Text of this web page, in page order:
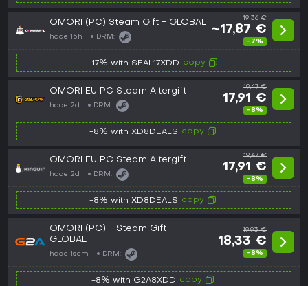
OMORI (PC) Steam Gift - GLOBAL
hace 15h DRM:
19,36 €
~17,87 €
-7%
-17% with SEAL17XDD copy
OMORI EU PC Steam Altergift
hace 2d DRM:
19,47 €
17,91 €
-8%
-8% with XD8DEALS copy
OMORI EU PC Steam Altergift
hace 2d DRM:
19,47 €
17,91 €
-8%
-8% with XD8DEALS copy
OMORI (PC) - Steam Gift -
GLOBAL
hace 1sem DRM:
19,93 €
18,33 €
-8%
-8% with G2A8XDD copy